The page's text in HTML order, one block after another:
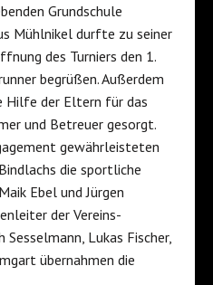
Grundschule
Mühlnikel durfte zu seiner
des Turniers den 1.
begrüßen. Außerdem
Hilfe der Eltern für das
und Betreuer gesorgt.
gewährleisteten
die sportliche
Ebel und Jürgen
der Vereins-
Sesselmann, Lukas Fischer,
übernahmen die